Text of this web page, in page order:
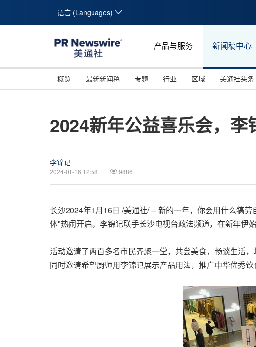
语言 (Languages)
产品与服务 新闻稿中心
概览 最新新闻稿 专题 行业 区域 美通社头条
2024新年公益喜乐会，
李锦记
2024-01-16 12:58 9886
长沙2024年1月16日 /美通社/ -- 新的一年，你会用什么犒
体"热闹开启。李锦记联手长沙电视台政法频道，在新年伊
活动邀请了两百多名市民齐聚一堂，共尝美食，畅谈生活
同时邀请希望厨师用李锦记展示产品用法，推广中华优秀